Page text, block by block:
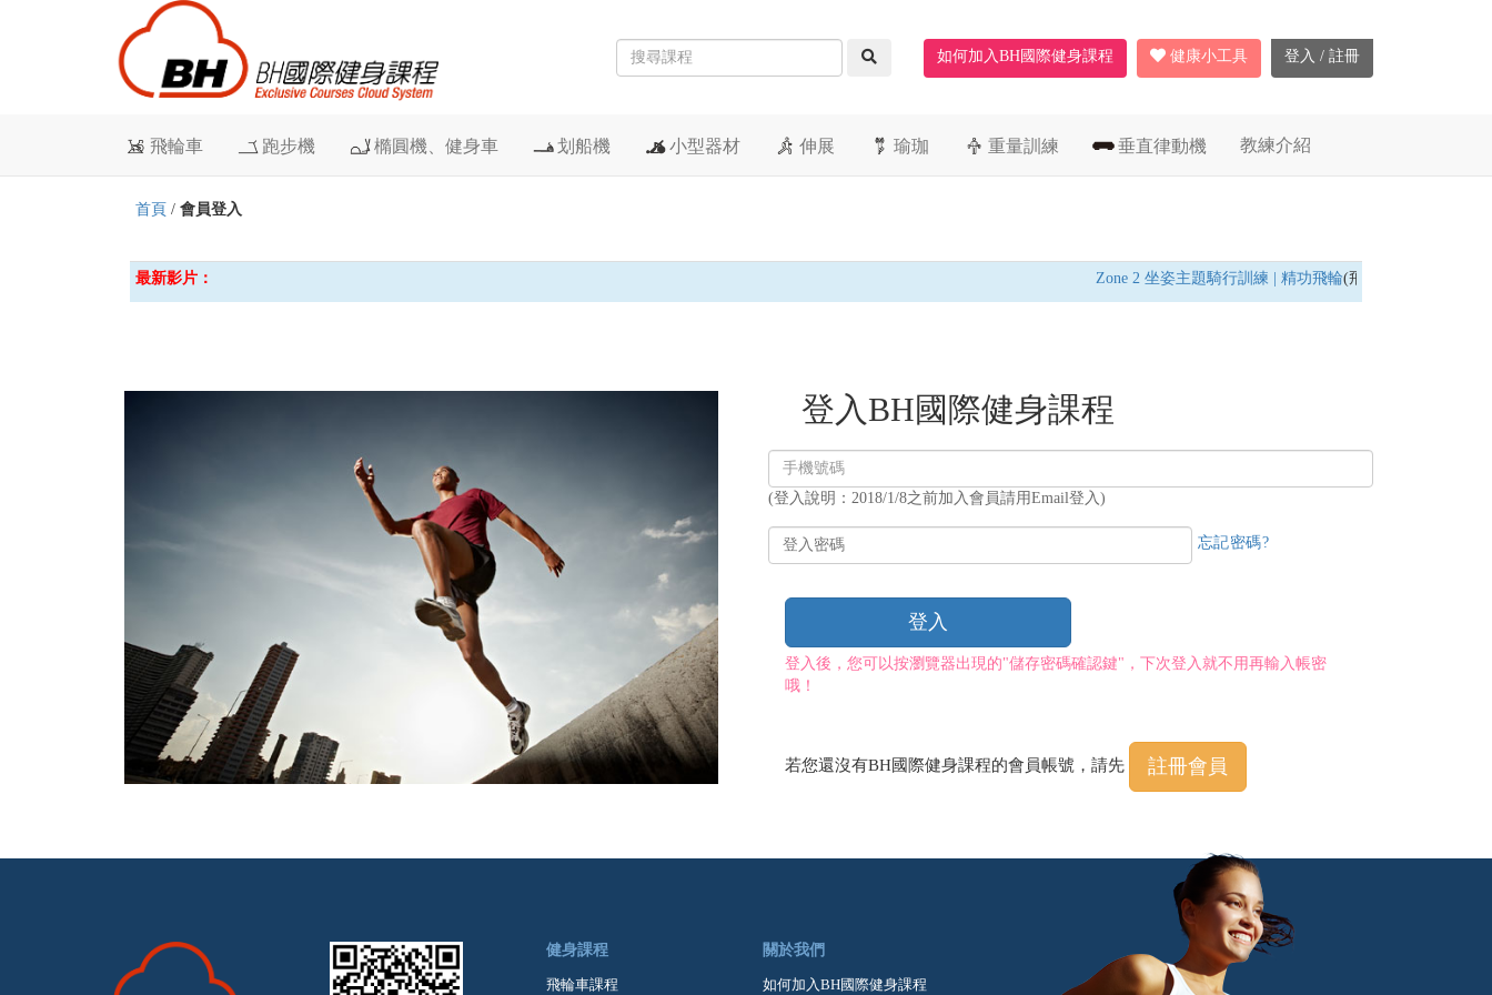
如何加入BH國際健身課程 健康小工具 登入 / 註冊
飛輪車 跑步機 橢圓機、健身車 划船機 小型器材 伸展 瑜珈 重量訓練 垂直律動機 教練介紹
首頁 / 會員登入
最新影片： Zone 2 坐姿主題騎行訓練 | 精功飛輪(飛輪車) /
登入BH國際健身課程
入
帳
號
(登入說明：2018/1/8之前加入會員請用Email登入)
入
忘記密碼?
登入
登入後，您可以按瀏覽器出現的"儲存密碼確認鍵"，下次登入就不用再輸入帳密
哦！
若您還沒有BH國際健身課程的會員帳號，請先 註冊會員
健身課程
飛輪車課程
關於我們
如何加入BH國際健身課程